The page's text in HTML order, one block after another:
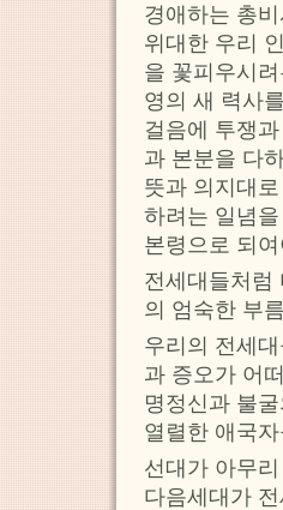
경애하는 총
위대한 우리
을 꽃피우시
영의 새 력사
걸음에 투쟁
과 본분을 다
뜻과 의지대
하려는 일념
본령으로 되
전세대들처럼
의 엄숙한 부
우리의 전세
과 증오가 어
명정신과 불
열렬한 애국
선대가 아무
다음세대가